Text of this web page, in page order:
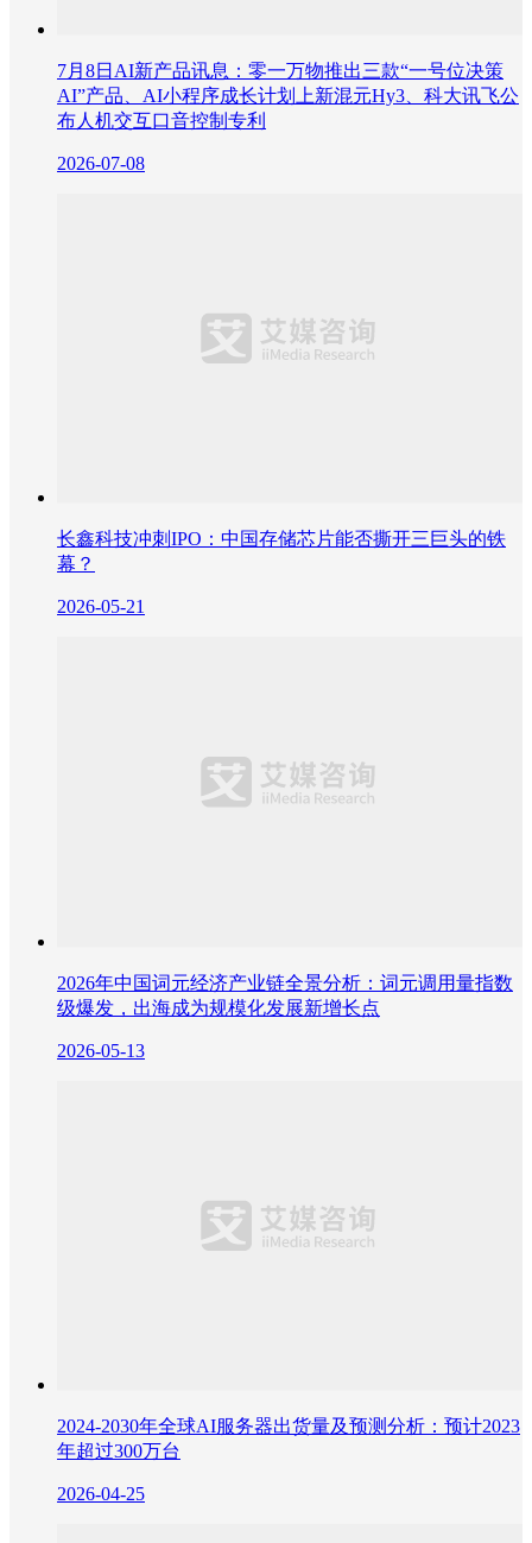
7月8日AI新产品讯息：零一万物推出三款“一号位决策
AI”产品、AI小程序成长计划上新混元Hy3、科大讯飞公
布人机交互口音控制专利
2026-07-08
长鑫科技冲刺IPO：中国存储芯片能否撕开三巨头的铁
幕？
2026-05-21
2026年中国词元经济产业链全景分析：词元调用量指数
级爆发，出海成为规模化发展新增长点
2026-05-13
2024-2030年全球AI服务器出货量及预测分析：预计2023
年超过300万台
2026-04-25